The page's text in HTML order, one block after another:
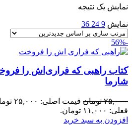
نمایش یک نتیجه
نمایش 9
24
36
-56%
کتاب راهبی که فراری‌اش را
شارما
۲۵,۰۰۰ تومان قیمت اصلی: ۲۵,۰۰۰ تومان بود.
فعلی: ۱۱,۰۰۰ تومان.
افزودن به سبد خرید